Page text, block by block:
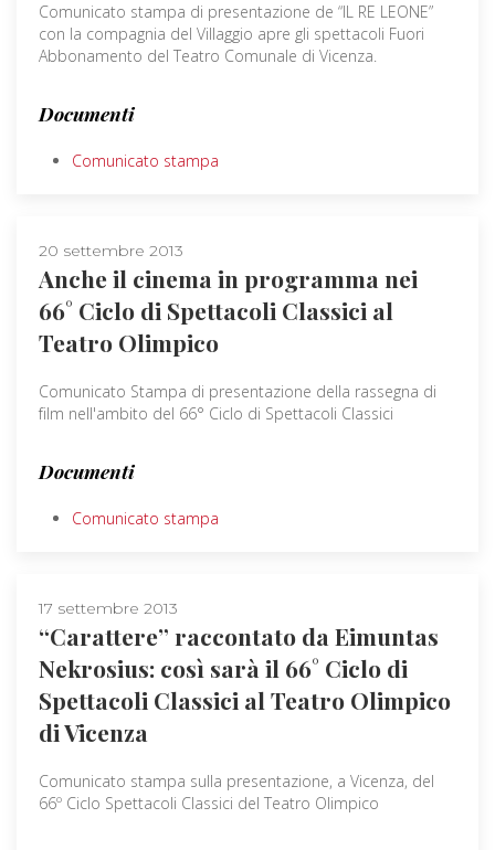
Comunicato stampa di presentazione de “IL RE LEONE”
con la compagnia del Villaggio apre gli spettacoli Fuori
Abbonamento del Teatro Comunale di Vicenza.
Documenti
Comunicato stampa
20 settembre 2013
Anche il cinema in programma nei
66° Ciclo di Spettacoli Classici al
Teatro Olimpico
Comunicato Stampa di presentazione della rassegna di
film nell'ambito del 66° Ciclo di Spettacoli Classici
Documenti
Comunicato stampa
17 settembre 2013
“Carattere” raccontato da Eimuntas
Nekrosius: così sarà il 66° Ciclo di
Spettacoli Classici al Teatro Olimpico
di Vicenza
Comunicato stampa sulla presentazione, a Vicenza, del
66º Ciclo Spettacoli Classici del Teatro Olimpico